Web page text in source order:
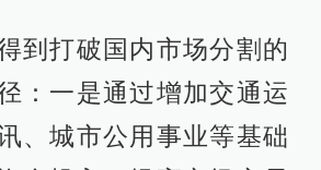
到打破国内市场分割的
：一是通过增加交通运
、城市公用事业等基础